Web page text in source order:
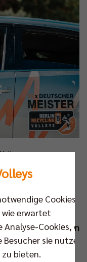
des
wichtig ist“. Nun
zwei Jahre
& Co werden
Cookies,
wie erwartet
Cookies, die
sie nutzen,
zu bieten.